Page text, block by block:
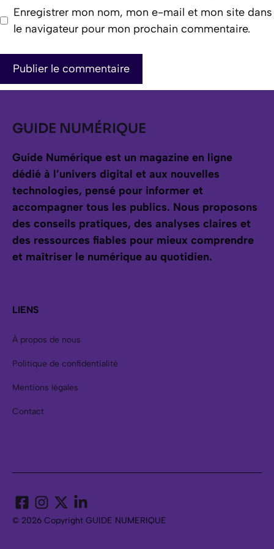
Enregistrer mon nom, mon e-mail et mon site dans
le navigateur pour mon prochain commentaire.
GUIDE NUMÉRIQUE
Guide Numérique est un magazine en ligne
dédié à l’univers digital et aux nouvelles
technologies, pensé pour informer et
accompagner tous les publics. Nous proposons
des conseils pratiques, des analyses claires et
des ressources fiables pour mieux comprendre
et maîtriser le numérique au quotidien.
LIENS
À propos de nous
Politique de confidentialité
Mentions légales
Contact
© 2026 Copyright GUIDE NUMERIQUE